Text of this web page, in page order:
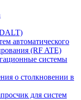
автоматического
(RF ATE)
системы
о столкновении в
для систем